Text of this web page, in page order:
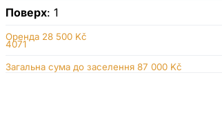
Поверх: 1
Оренда 28 500 Kč
Загальна сума до заселення 87 000 Kč
4071